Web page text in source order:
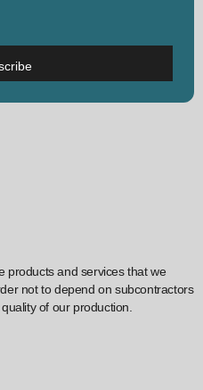
products and services that we
not to depend on subcontractors
of our production.